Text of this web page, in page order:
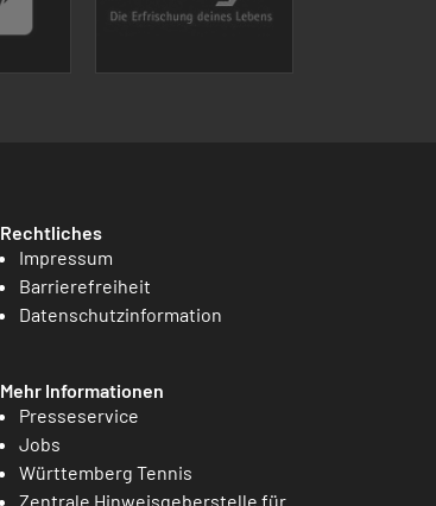
Rechtliches
Impressum
Barrierefreiheit
Datenschutzinformation
Mehr Informationen
Presseservice
Jobs
Württemberg Tennis
Zentrale Hinweisgeberstelle für